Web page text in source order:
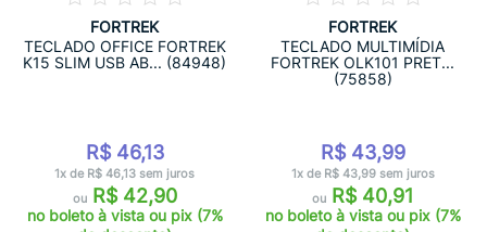
FORTREK
TECLADO OFFICE FORTREK
K15 SLIM USB AB... (84948)
R$ 46,13
1x de R$ 46,13 sem juros
ouR$ 42,90
no boleto à vista ou pix (7%
FORTREK
TECLADO MULTIMÍDIA
FORTREK OLK101 PRET...
(75858)
R$ 43,99
1x de R$ 43,99 sem juros
ou R$ 40,91
no boleto à vista ou pix (7%